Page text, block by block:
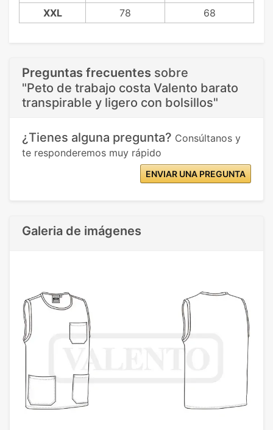
XXL
78 68
Preguntas frecuentes sobre
"Peto de trabajo costa Valento barato
transpirable y ligero con bolsillos"
¿Tienes alguna pregunta? Consúltanos y
te responderemos muy rápido
ENVIAR UNA PREGUNTA
Galeria de imágenes